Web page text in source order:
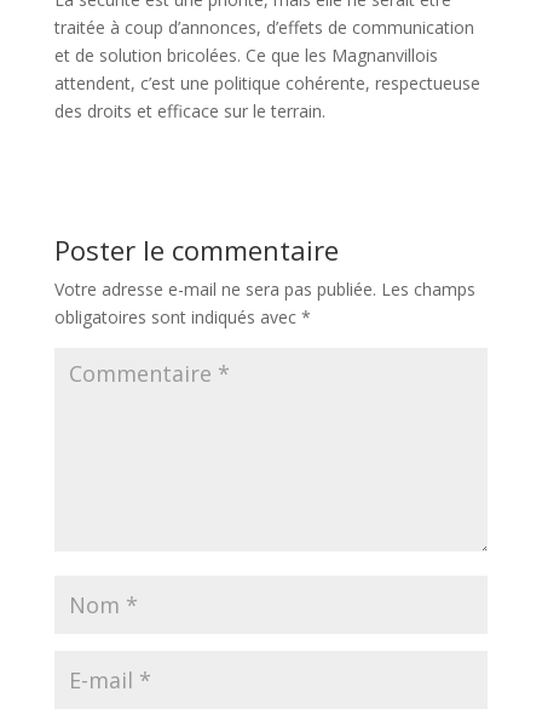
traitée à coup d’annonces, d’effets de communication
et de solution bricolées. Ce que les Magnanvillois
attendent, c’est une politique cohérente, respectueuse
des droits et efficace sur le terrain.
Poster le commentaire
Votre adresse e-mail ne sera pas publiée. Les champs
obligatoires sont indiqués avec *